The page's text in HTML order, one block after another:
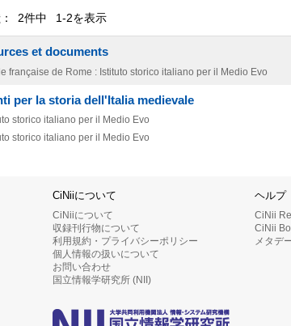
： 2件中 1-2を表示
et documents
française de Rome : Istituto storico italiano per il Medio Evo
per la storia dell'Italia medievale
storico italiano per il Medio Evo
storico italiano per il Medio Evo
CiNiiについて
CiNiiについて
収録刊行物について
利用規約・プライバシーポリシー
個人情報の扱いについて
お問い合わせ
国立情報学研究所 (NII)
ヘルプ
CiNii
CiNii
メタデ